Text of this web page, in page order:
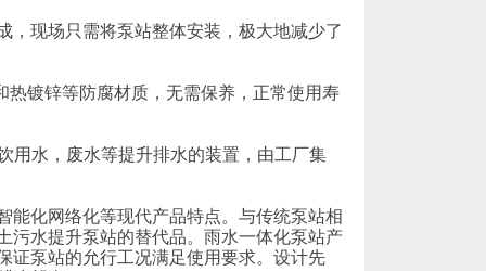
现场只需将泵站整体安装，极大地减少了
镀锌等防腐材质，无需保养，正常使用寿
水，废水等提升排水的装置，由工厂集
化网络化等现代产品特点。与传统泵站相
污水提升泵站的替代品。雨水一体化泵站产
证泵站的允行工况满足使用要求。设计先